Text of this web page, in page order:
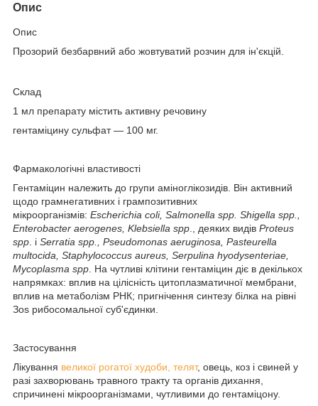
Опис
Опис
Прозорий безбарвний або жовтуватий розчин для ін'єкцій.
Склад
1 мл препарату містить активну речовину
гентаміцину сульфат — 100 мг.
Фармакологічні властивості
Гентаміцин належить до групи аміноглікозидів. Він активний
щодо грамнегативних і грампозитивних
мікроорганізмів: Escherichia coli, Salmonella spp. Shigella spp.,
Enterobacter aerogenes, Klebsiella spp ., деяких видів Proteus
spp . і Serratia spp., Pseudomonas aeruginosa, Pasteurella
multocida, Staphylococcus aureus, Serpulina hyodysenteriae,
Mycoplasma spp . На чутливі клітини гентаміцин діє в декількох
напрямках: вплив на цілісність цитоплазматичної мембрани,
вплив на метаболізм РНК; пригнічення синтезу білка на рівні
Зos рибосомальної суб'єдинки.
Застосування
Лікування великої рогатої худоби, телят, овець, коз і свиней у
разі захворювань травного тракту та органів дихання,
спричинені мікроорганізмами, чутливими до гентаміцону.